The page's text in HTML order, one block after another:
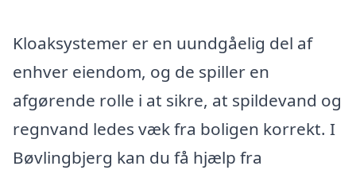
Kloaksystemer er en uundgåelig del af
enhver eiendom, og de spiller en
afgørende rolle i at sikre, at spildevand og
regnvand ledes væk fra boligen korrekt. I
Bøvlingbjerg kan du få hjælp fra